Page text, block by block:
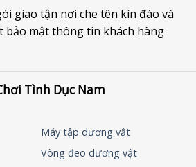
giao tận nơi che tên kín đáo và
bảo mật thông tin khách hàng
Tình Dục Nam
Máy tập dương vật
Vòng đeo dương vật